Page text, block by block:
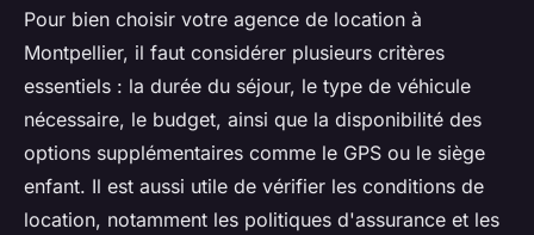
Pour bien choisir votre agence de location à
Montpellier, il faut considérer plusieurs critères
essentiels : la durée du séjour, le type de véhicule
nécessaire, le budget, ainsi que la disponibilité des
options supplémentaires comme le GPS ou le siège
enfant. Il est aussi utile de vérifier les conditions de
location, notamment les politiques d'assurance et les